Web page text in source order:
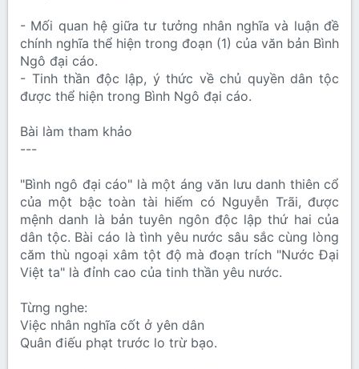
- Mối quan hệ giữa tư tưởng nhân nghĩa và luận đề
chính nghĩa thể hiện trong đoạn (1) của văn bản Bình
Ngô đại cáo.
- Tinh thần độc lập, ý thức về chủ quyền dân tộc
được thể hiện trong Bình Ngô đại cáo.
Bài làm tham khảo
---
"Bình ngô đại cáo" là một áng văn lưu danh thiên cổ
của một bậc toàn tài hiếm có Nguyễn Trãi, được
mệnh danh là bản tuyên ngôn độc lập thứ hai của
dân tộc. Bài cáo là tình yêu nước sâu sắc cùng lòng
căm thù ngoại xâm tột độ mà đoạn trích "Nước Đại
Việt ta" là đỉnh cao của tinh thần yêu nước.
Từng nghe:
Việc nhân nghĩa cốt ở yên dân
Quân điếu phạt trước lo trừ bạo.